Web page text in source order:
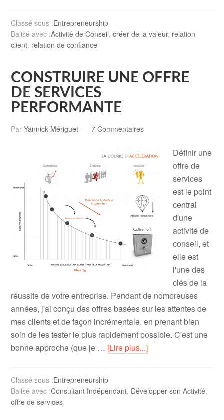
Classé sous :Entrepreneurship
Balisé avec :Activité de Conseil,créer de la valeur, relation
client, relation de confiance
CONSTRUIRE UNE OFFRE
DE SERVICES
PERFORMANTE
ParYannick Mériguet 7 Commentaires
Définir une
offre de
services
est le point
central
d'une
activité de
conseil, et
elle est
l'une des
clés de la
réussite de votre entreprise. Pendant de nombreuses
années, j'ai conçu des offres basées sur les attentes de
mes clients et de façon incrémentale, en prenant bien
soin de les tester le plus rapidement possible. C'est une
bonne approche (que je … [Lire plus...]
Classé sous :Entrepreneurship
Balisé avec :Consultant Indépendant, Développer son Activité,
offre de services